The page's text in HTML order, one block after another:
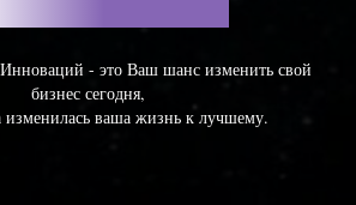
бизнес сегодня,
изменилась ваша жизнь к лучшему.